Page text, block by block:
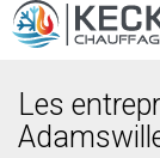
Les